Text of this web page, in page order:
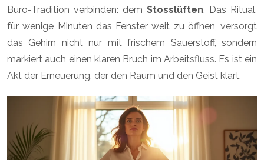
Büro-Tradition verbinden: dem Stosslüften. Das Ritual,
für wenige Minuten das Fenster weit zu öffnen, versorgt
das Gehirn nicht nur mit frischem Sauerstoff, sondern
markiert auch einen klaren Bruch im Arbeitsfluss. Es ist ein
Akt der Erneuerung, der den Raum und den Geist klärt.